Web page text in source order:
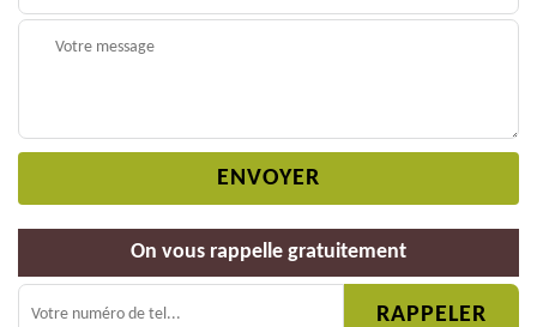
On vous rappelle gratuitement